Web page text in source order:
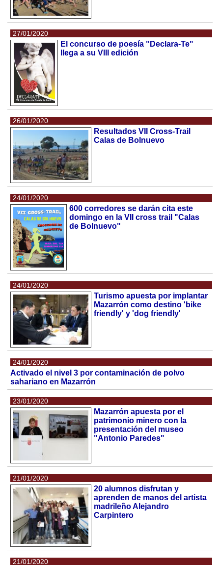
27/01/2020
El concurso de poesía "Declara-Te"
llega a su VIII edición
26/01/2020
Resultados VII Cross-Trail
Calas de Bolnuevo
24/01/2020
600 corredores se darán cita este
domingo en la VII cross trail "Calas
de Bolnuevo"
24/01/2020
Turismo apuesta por implantar
Mazarrón como destino 'bike
friendly' y 'dog friendly'
24/01/2020
Activado el nivel 3 por contaminación de polvo
sahariano en Mazarrón
23/01/2020
Mazarrón apuesta por el
patrimonio minero con la
presentación del museo
"Antonio Paredes"
21/01/2020
20 alumnos disfrutan y
aprenden de manos del artista
madrileño Alejandro
Carpintero
21/01/2020